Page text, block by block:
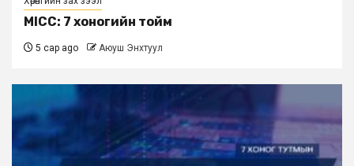
MICC: 7 хоногийн тойм
5 сар ago Аюуш Энхтуул